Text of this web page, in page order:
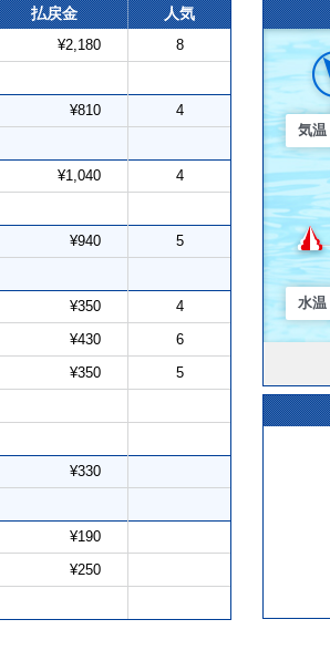
払戻金 人気
¥2,180 8
¥810 4
¥1,040 4
¥940 5
¥350 4
¥430 6
¥350 5
¥330
¥190
¥250
気温
水温